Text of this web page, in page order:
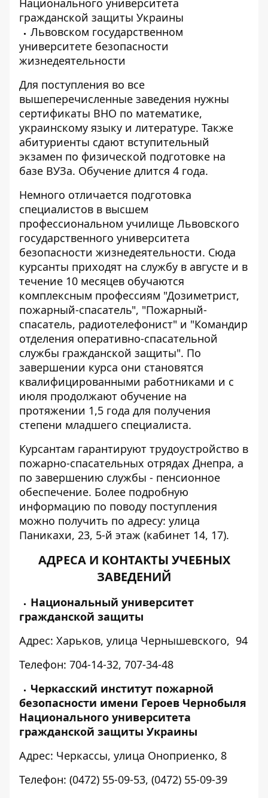
Национального университета
гражданской защиты Украины
Львовском государственном
университете безопасности
жизнедеятельности
Для поступления во все
вышеперечисленные заведения нужны
сертификаты ВНО по математике,
украинскому языку и литературе. Также
абитуриенты сдают вступительный
экзамен по физической подготовке на
базе ВУЗа. Обучение длится 4 года.
Немного отличается подготовка
специалистов в высшем
профессиональном училище Львовского
государственного университета
безопасности жизнедеятельности. Сюда
курсанты приходят на службу в августе и в
течение 10 месяцев обучаются
комплексным профессиям "Дозиметрист,
пожарный-спасатель", "Пожарный-
спасатель, радиотелефонист" и "Командир
отделения оперативно-спасательной
службы гражданской защиты". По
завершении курса они становятся
квалифицированными работниками и с
июля продолжают обучение на
протяжении 1,5 года для получения
степени младшего специалиста.
Курсантам гарантируют трудоустройство в
пожарно-спасательных отрядах Днепра, а
по завершению службы - пенсионное
обеспечение. Более подробную
информацию по поводу поступления
можно получить по адресу: улица
Паникахи, 23, 5-й этаж (кабинет 14, 17).
АДРЕСА И КОНТАКТЫ УЧЕБНЫХ
ЗАВЕДЕНИЙ
Национальный университет
гражданской защиты
Адрес: Харьков, улица Чернышевского, 94
Телефон: 704-14-32, 707-34-48
Черкасский институт пожарной
безопасности имени Героев Чернобыля
Национального университета
гражданской защиты Украины
Адрес: Черкассы, улица Оноприенко, 8
Телефон: (0472) 55-09-53, (0472) 55-09-39